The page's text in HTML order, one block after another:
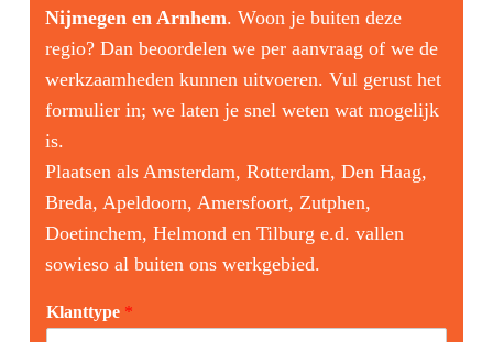
Nijmegen en Arnhem. Woon je buiten deze
regio? Dan beoordelen we per aanvraag of we de
werkzaamheden kunnen uitvoeren. Vul gerust het
formulier in; we laten je snel weten wat mogelijk
is.
Plaatsen als Amsterdam, Rotterdam, Den Haag,
Breda, Apeldoorn, Amersfoort, Zutphen,
Doetinchem, Helmond en Tilburg e.d. vallen
sowieso al buiten ons werkgebied.
Klanttype *